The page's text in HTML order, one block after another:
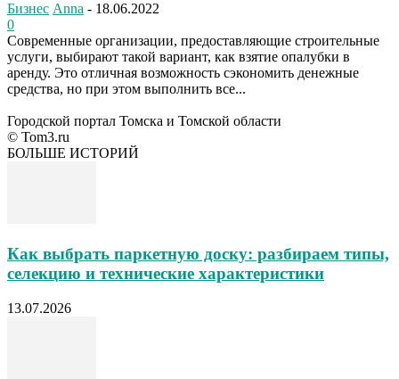
Бизнес Anna - 18.06.2022
0
Современные организации, предоставляющие строительные
услуги, выбирают такой вариант, как взятие опалубки в
аренду. Это отличная возможность сэкономить денежные
средства, но при этом выполнить все...
Городской портал Томска и Томской области
© Tom3.ru
БОЛЬШЕ ИСТОРИЙ
Как выбрать паркетную доску: разбираем типы,
селекцию и технические характеристики
13.07.2026